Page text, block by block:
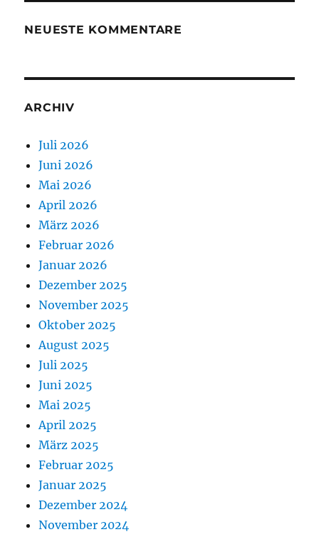
NEUESTE KOMMENTARE
ARCHIV
Juli 2026
Juni 2026
Mai 2026
April 2026
März 2026
Februar 2026
Januar 2026
Dezember 2025
November 2025
Oktober 2025
August 2025
Juli 2025
Juni 2025
Mai 2025
April 2025
März 2025
Februar 2025
Januar 2025
Dezember 2024
November 2024